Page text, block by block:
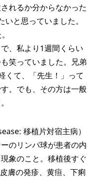
れるか分からなかった
と思っていました。
、私より1週間くらい
笑っていました。兄弟
くて、「先生！」って
。でも、その方は一般
移植片対宿主病）
のリンパ球が患者の内
象のこと。移植後すぐ
膚の発疹、黄疸、下痢